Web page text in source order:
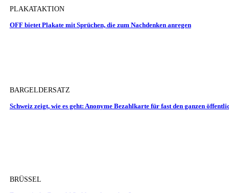
PLAKATAKTION
OFF bietet Plakate mit Sprüchen, die zum Nachdenken anregen
BARGELDERSATZ
Schweiz zeigt, wie es geht: Anonyme Bezahlkarte für fast den ganzen
BRÜSSEL